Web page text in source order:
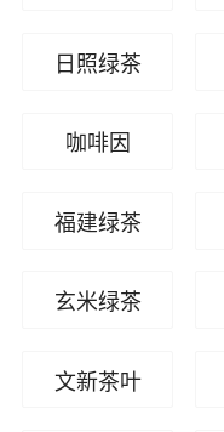
日照绿茶
咖啡因
福建绿茶
玄米绿茶
文新茶叶